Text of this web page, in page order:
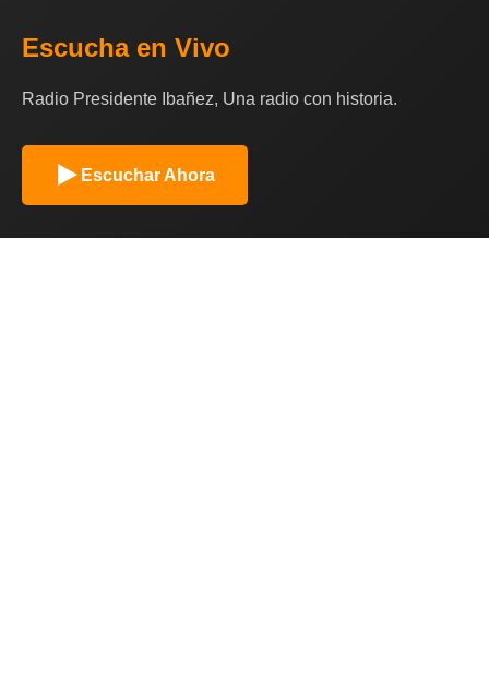
Escucha en Vivo
Radio Presidente Ibañez, Una radio con historia.
Escuchar Ahora